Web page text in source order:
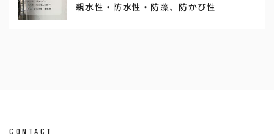
親水性・防水性・防藻、防かび性
CONTACT